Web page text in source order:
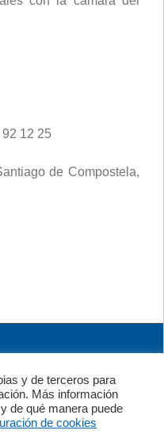
12 25
de Compostela,
y de terceros para
Más información
de qué manera puede
de cookies